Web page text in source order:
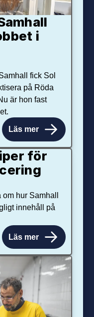
i
fick Sol
på Röda
är hon fast
Läs mer
för
om hur Samhall
innehåll på
Läs mer